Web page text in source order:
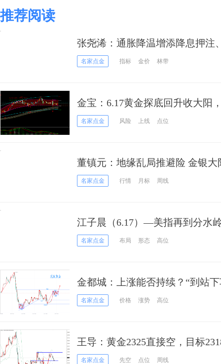
推荐阅读
张尧浠：通胀降温增添降息押注
或见顶
名家点金 指标 金价 林带
金宝：6.17黄金探底回升收大阳
名家点金 风险 上线 点位
董镇元：地缘乱局推避险 金银大
名家点金 行情 月标 周线
江子晨（6.17）—美指再到分水
正名家点金 布局 形态 高位
金都城：上涨能否持续？“到站
名家点金 价格 涨势 高位
王导：黄金2325直接空，目标
名家点金 先空 点位 周线